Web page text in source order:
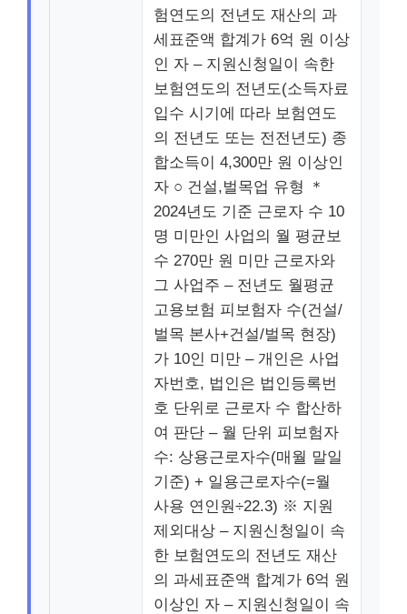
험연도의 전년도 재산의 과
세표준액 합계가 6억 원 이상
인 자 – 지원신청일이 속한
보험연도의 전년도(소득자료
입수 시기에 따라 보험연도
의 전년도 또는 전전년도) 종
합소득이 4,300만 원 이상인
자 ○ 건설,벌목업 유형 ＊
2024년도 기준 근로자 수 10
명 미만인 사업의 월 평균보
수 270만 원 미만 근로자와
그 사업주 – 전년도 월평균
고용보험 피보험자 수(건설/
벌목 본사+건설/벌목 현장)
가 10인 미만 – 개인은 사업
자번호, 법인은 법인등록번
호 단위로 근로자 수 합산하
여 판단 – 월 단위 피보험자
수: 상용근로자수(매월 말일
기준) + 일용근로자수(=월
사용 연인원÷22.3) ※ 지원
제외대상 – 지원신청일이 속
한 보험연도의 전년도 재산
의 과세표준액 합계가 6억 원
이상인 자 – 지원신청일이 속